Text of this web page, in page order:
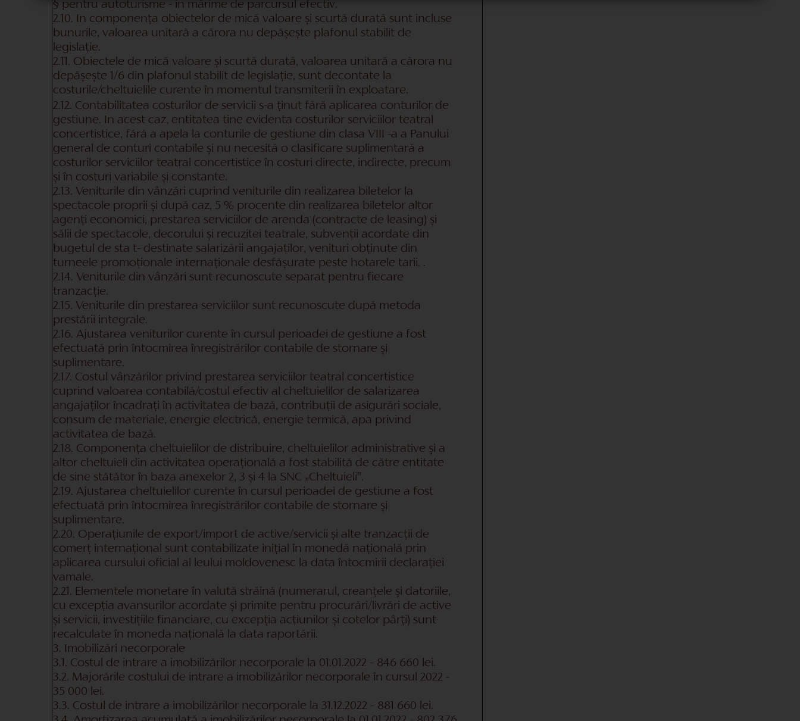
§ pentru autoturisme - in mărime de parcursul efectiv.
2.10. In componența obiectelor de mică valoare și scurtă durată sunt incluse
bunurile, valoarea unitară a cărora nu depășește plafonul stabilit de
legislație.
2.11. Obiectele de mică valoare și scurtă durată, valoarea unitară a cărora nu
depășește 1/6 din plafonul stabilit de legislație, sunt decontate la
costurile/cheltuielile curente în momentul transmiterii în exploatare.
2.12. Contabilitatea costurilor de servicii s-a ținut fără aplicarea conturilor de
gestiune. In acest caz, entitatea tine evidenta costurilor serviciilor teatral
concertistice, fără a apela la conturile de gestiune din clasa VIII -a a Panului
general de conturi contabile și nu necesită o clasificare suplimentară a
costurilor serviciilor teatral concertistice în costuri directe, indirecte, precum
și în costuri variabile și constante.
2.13. Veniturile din vânzări cuprind veniturile din realizarea biletelor la
spectacole proprii și după caz, 5 % procente din realizarea biletelor altor
agenți economici, prestarea serviciilor de arenda (contracte de leasing) și
sălii de spectacole, decorului și recuzitei teatrale, subvenții acordate din
bugetul de sta t- destinate salarizării angajaților, venituri obținute din
turneele promoționale internaționale desfășurate peste hotarele tarii. .
2.14. Veniturile din vânzări sunt recunoscute separat pentru fiecare
tranzacție.
2.15. Veniturile din prestarea serviciilor sunt recunoscute după metoda
prestării integrale.
2.16. Ajustarea veniturilor curente în cursul perioadei de gestiune a fost
efectuată prin întocmirea înregistrărilor contabile de stornare și
suplimentare.
2.17. Costul vânzărilor privind prestarea serviciilor teatral concertistice
cuprind valoarea contabilă/costul efectiv al cheltuielilor de salarizarea
angajaților încadrați în activitatea de bază, contribuții de asigurări sociale,
consum de materiale, energie electrică, energie termică, apa privind
activitatea de bază.
2.18. Componența cheltuielilor de distribuire, cheltuielilor administrative și a
altor cheltuieli din activitatea operațională a fost stabilită de către entitate
de sine stătător în baza anexelor 2, 3 și 4 la SNC „Cheltuieli”.
2.19. Ajustarea cheltuielilor curente în cursul perioadei de gestiune a fost
efectuată prin întocmirea înregistrărilor contabile de stornare și
suplimentare.
2.20. Operațiunile de export/import de active/servicii și alte tranzacții de
comerț internațional sunt contabilizate inițial în monedă națională prin
aplicarea cursului oficial al leului moldovenesc la data întocmirii declarației
vamale.
2.21. Elementele monetare în valută străină (numerarul, creanțele și datoriile,
cu excepția avansurilor acordate și primite pentru procurări/livrări de active
și servicii, investițiile financiare, cu excepția acțiunilor și cotelor pârți) sunt
recalculate în moneda națională la data raportării.
3. Imobilizări necorporale
3.1. Costul de intrare a imobilizărilor necorporale la 01.01.2022 – 846 660 lei.
3.2. Majorările costului de intrare a imobilizărilor necorporale în cursul 2022 -
35 000 lei.
3.3. Costul de intrare a imobilizărilor necorporale la 31.12.2022 – 881 660 lei.